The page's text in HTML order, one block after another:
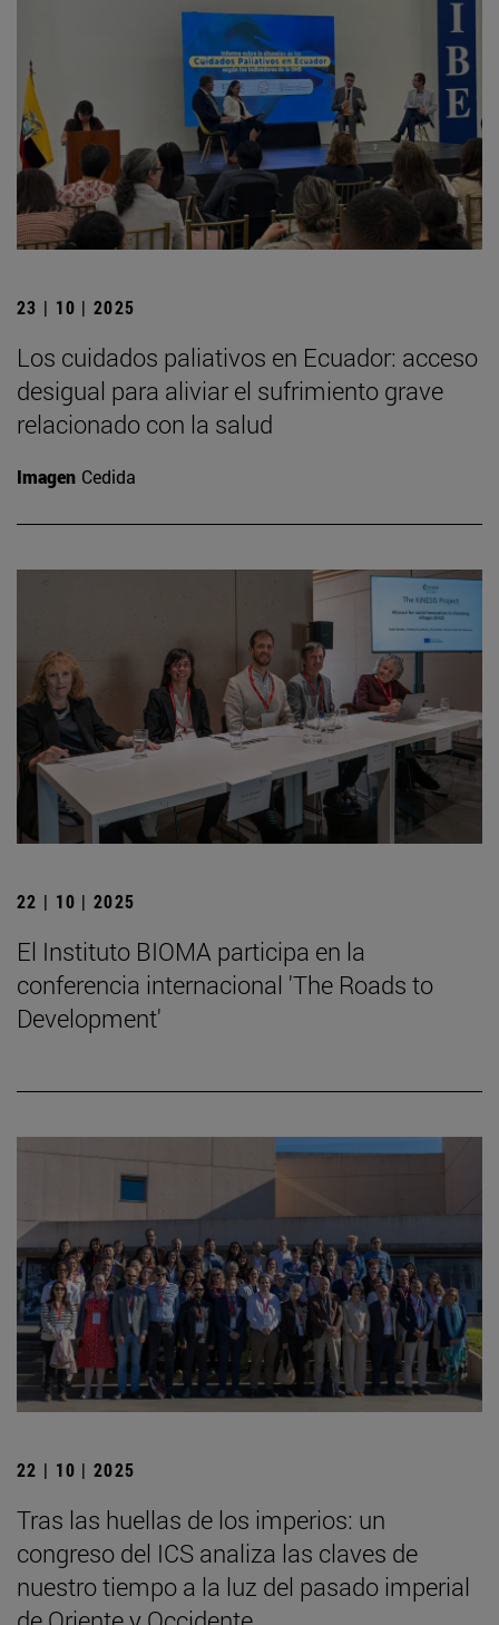
23 | 10 | 2025
Los cuidados paliativos en Ecuador: acceso
desigual para aliviar el sufrimiento grave
relacionado con la salud
Imagen Cedida
22 | 10 | 2025
El Instituto BIOMA participa en la
conferencia internacional 'The Roads to
Development'
22 | 10 | 2025
Tras las huellas de los imperios: un
congreso del ICS analiza las claves de
nuestro tiempo a la luz del pasado imperial